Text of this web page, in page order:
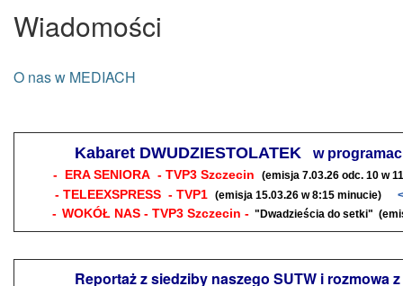
Wiadomości
O nas w MEDIACH
Kabaret DWUDZIESTOLATEK w
- ERA SENIORA - TVP3 Szczecin (emisja 7.03.26 odc. 10w
- TELEEXSPRESS - TVP1 (emisja 15.03.26 w 8:15 minucie)
- WOKÓŁ NAS - TVP3 Szczecin - "Dwadzieścia do setki"
Reportaż z siedziby naszego SUTW i rozmowa